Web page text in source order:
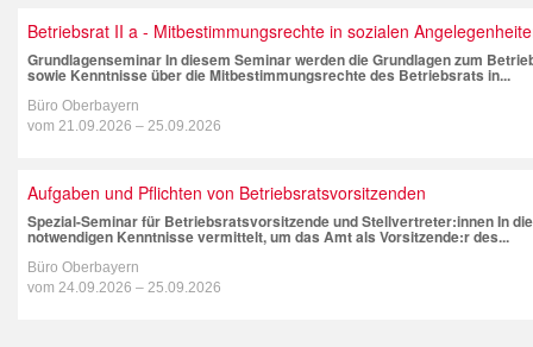
Betriebsrat II a - Mitbestimmungsrechte in sozialen
Grundlagenseminar In diesem Seminar werden die Grundlagen zum
sowie Kenntnisse über die Mitbestimmungsrechte des Betriebsrats in...
Büro Oberbayern
vom 21.09.2026 – 25.09.2026
Aufgaben und Pflichten von Betriebsratsvorsitzenden
Spezial-Seminar für Betriebsratsvorsitzende und Stellvertreter:innen In
notwendigen Kenntnisse vermittelt, um das Amt als Vorsitzende:r des...
Büro Oberbayern
vom 24.09.2026 – 25.09.2026